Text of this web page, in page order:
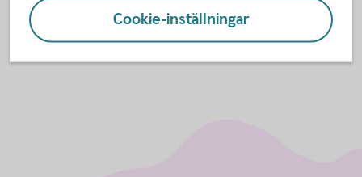
Cookie-inställningar